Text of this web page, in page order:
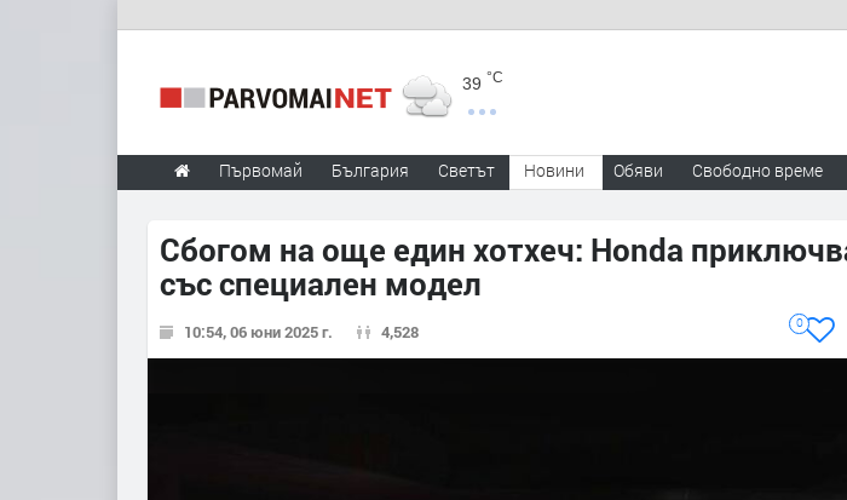
39 °C
Първомай България Светът Новини Обяви Свободно време
Сбогом на още един хотхеч: Honda
със специален модел
10:54, 06 юни 2025 г. 4,528 0